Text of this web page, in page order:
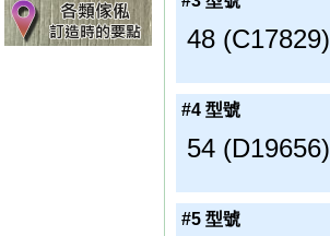
48 (C17829)
#4 型號
54 (D19656)
#5 型號